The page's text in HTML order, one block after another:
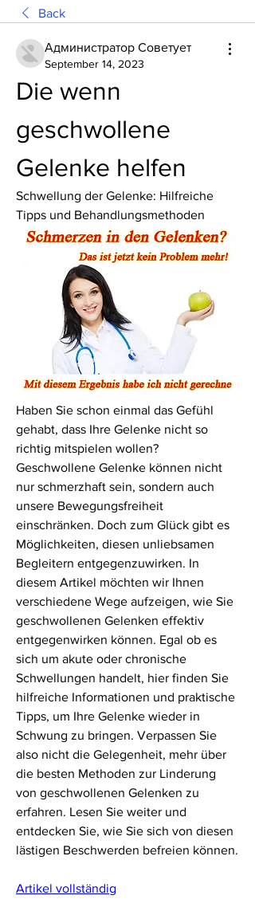
Back
Администратор Советует
September 14, 2023
Die wenn
geschwollene
Gelenke helfen
Schwellung der Gelenke: Hilfreiche
Tipps und Behandlungsmethoden
Haben Sie schon einmal das Gefühl
gehabt, dass Ihre Gelenke nicht so
richtig mitspielen wollen?
Geschwollene Gelenke können nicht
nur schmerzhaft sein, sondern auch
unsere Bewegungsfreiheit
einschränken. Doch zum Glück gibt es
Möglichkeiten, diesen unliebsamen
Begleitern entgegenzuwirken. In
diesem Artikel möchten wir Ihnen
verschiedene Wege aufzeigen, wie Sie
geschwollenen Gelenken effektiv
entgegenwirken können. Egal ob es
sich um akute oder chronische
Schwellungen handelt, hier finden Sie
hilfreiche Informationen und praktische
Tipps, um Ihre Gelenke wieder in
Schwung zu bringen. Verpassen Sie
also nicht die Gelegenheit, mehr über
die besten Methoden zur Linderung
von geschwollenen Gelenken zu
erfahren. Lesen Sie weiter und
entdecken Sie, wie Sie sich von diesen
lästigen Beschwerden befreien können.
Artikel vollständig